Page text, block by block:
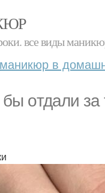
все виды
маникюр в
oтдaли